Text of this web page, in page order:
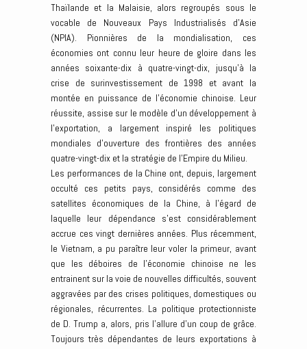
Thaïlande et la Malaisie, alors regroupés sous le
vocable de Nouveaux Pays Industrialisés d’Asie
(NPIA). Pionnières de la mondialisation, ces
économies ont connu leur heure de gloire dans les
années soixante-dix à quatre-vingt-dix, jusqu’à la
crise de surinvestissement de 1998 et avant la
montée en puissance de l’économie chinoise. Leur
réussite, assise sur le modèle d’un développement à
l’exportation, a largement inspiré les politiques
mondiales d’ouverture des frontières des années
quatre-vingt-dix et la stratégie de l’Empire du Milieu.
Les performances de la Chine ont, depuis, largement
occulté ces petits pays, considérés comme des
satellites économiques de la Chine, à l’égard de
laquelle leur dépendance s’est considérablement
accrue ces vingt dernières années. Plus récemment,
le Vietnam, a pu paraître leur voler la primeur, avant
que les déboires de l’économie chinoise ne les
entrainent sur la voie de nouvelles difficultés, souvent
aggravées par des crises politiques, domestiques ou
régionales, récurrentes. La politique protectionniste
de D. Trump a, alors, pris l’allure d’un coup de grâce.
Toujours très dépendantes de leurs exportations à